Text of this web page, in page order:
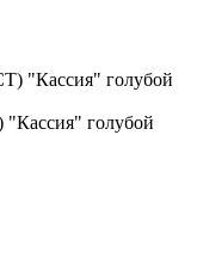
голубой